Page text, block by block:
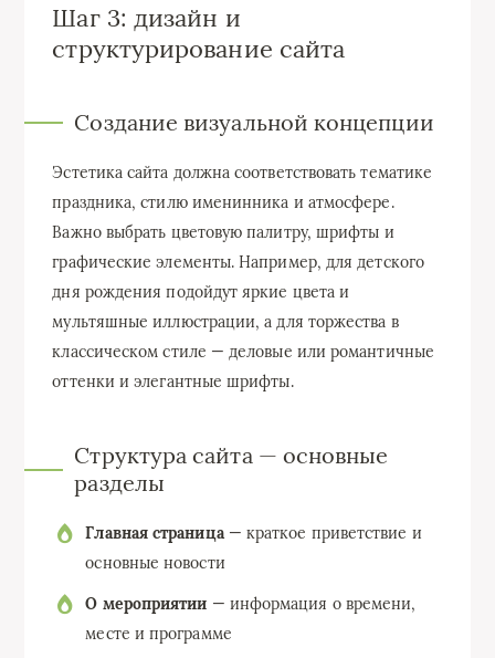
Шаг 3: дизайн и
структурирование сайта
Создание визуальной концепции
Эстетика сайта должна соответствовать тематике
праздника, стилю именинника и атмосфере.
Важно выбрать цветовую палитру, шрифты и
графические элементы. Например, для детского
дня рождения подойдут яркие цвета и
мультяшные иллюстрации, а для торжества в
классическом стиле — деловые или романтичные
оттенки и элегантные шрифты.
Структура сайта — основные
разделы
Главная страница— краткое приветствие и
основные новости
О мероприятии — информация о времени,
месте и программе